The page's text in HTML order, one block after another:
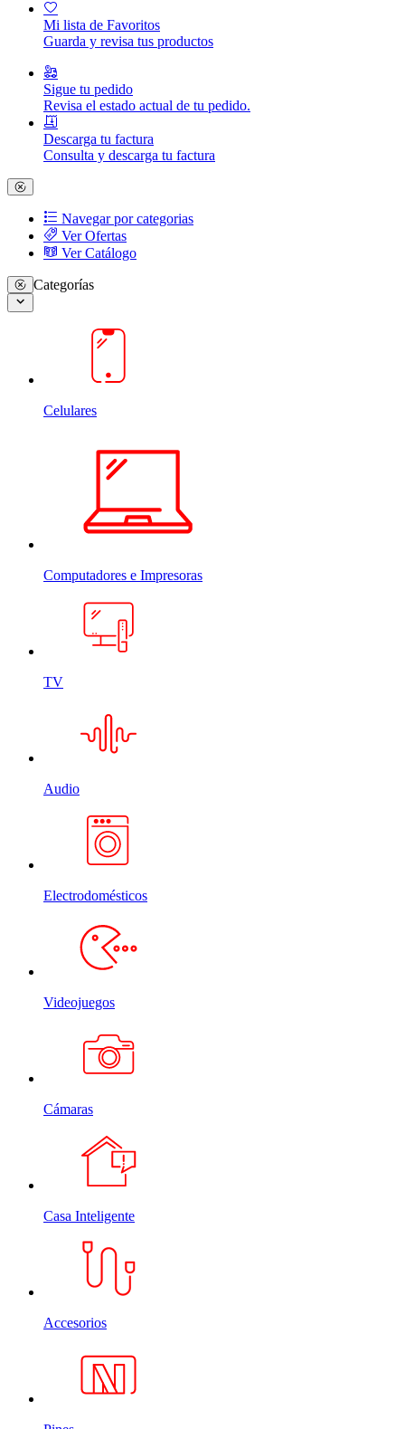
Mi lista de Favoritos
Guarda y revisa tus productos
Sigue tu pedido
Revisa el estado actual de tu pedido.
Descarga tu factura
Consulta y descarga tu factura
Navegar por categorias
Ver Ofertas
Ver Catálogo
Categorías
Celulares
Computadores e Impresoras
TV
Audio
Electrodomésticos
Videojuegos
Cámaras
Casa Inteligente
Accesorios